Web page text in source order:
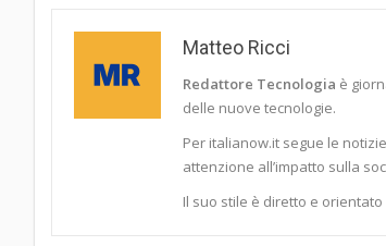
Matteo Ricci
Redattore Tecnologia è
delle nuove tecnologie.
Per italianow.it segue le
attenzione all’impatto sulla
Il suo stile è diretto e